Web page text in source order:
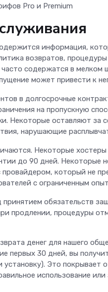
Pro и Premium
информация,
возвратов,
часто содержатся в
может привести к
в долгосрочные
на пропускную
Некоторые оставляют за
нарушающие
Некоторые
до 90 дней. Некоторые
который не
с ограниченным
обязательств
продлении, процедуры
денег для нашего
первых 30 дней, вы
Это покрывает
использование